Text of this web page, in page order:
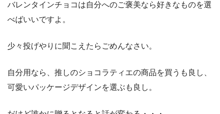
バレンタインチョコは自分へのご褒美なら好きなものを選
べばいいですよ。
少々投げやりに聞こえたらごめんなさい。
自分用なら、推しのショコラティエの商品を買うも良し、
可愛いパッケージデザインを選ぶも良し。